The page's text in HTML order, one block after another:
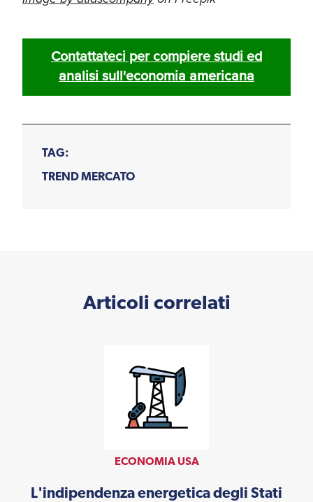
Contattateci per compiere studi ed
analisi sull'economia americana
TAG:
TREND MERCATO
Articoli correlati
ECONOMIA USA
L'indipendenza energetica degli Stati